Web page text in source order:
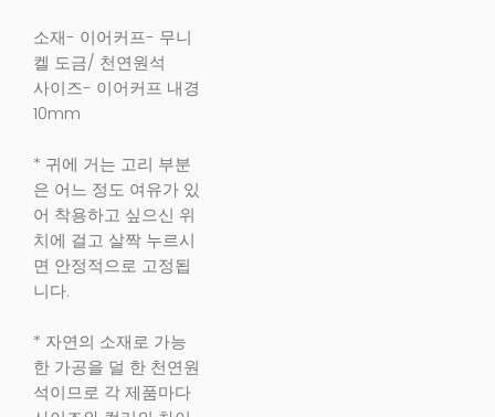
소재- 이어커프- 무니
켈 도금/ 천연원석
사이즈- 이어커프 내경
10mm
* 귀에 거는 고리 부분
은 어느 정도 여유가 있
어 착용하고 싶으신 위
치에 걸고 살짝 누르시
면 안정적으로 고정됩
니다.
* 자연의 소재로 가능
한 가공을 덜 한 천연원
석이므로 각 제품마다